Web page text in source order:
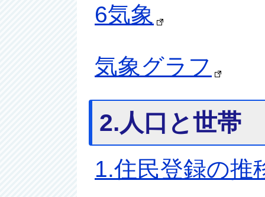
6気象
気象グラフ
2.人口と世帯
1.住民登録の推